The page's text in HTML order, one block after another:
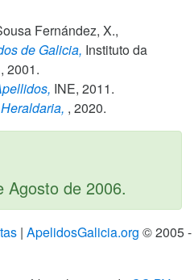
Fernández, X.,
de Galicia, Instituto da
2001.
INE, 2011.
Heraldaria, , 2020.
Agosto de 2006.
| ApelidosGalicia.org © 2005 -